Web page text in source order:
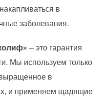
в
заболевания.
– это гарантия
Мы используем только
в
и применяем щадящие